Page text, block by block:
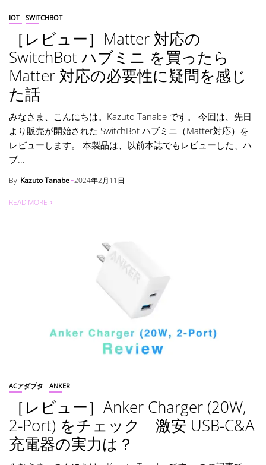
IOT SWITCHBOT
［レビュー］Matter 対応の
SwitchBot ハブミニ を買ったら
Matter 対応の必要性に疑問を感じ
た話
みなさま、こんにちは。Kazuto Tanabe です。 今回は、先日
より販売が開始された SwitchBot ハブミニ（Matter対応）を
レビューします。 本製品は、以前本誌でもレビューした、ハ
ブ...
By Kazuto Tanabe 2024年2月11日
READ MORE
ACアダプタ ANKER
［レビュー］Anker Charger (20W,
2-Port) をチェック 激安 USB-C&A
充電器の実力は？